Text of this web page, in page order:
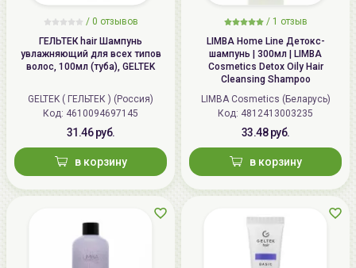
/ 0 отзывов
ГЕЛЬТЕК hair Шампунь
увлажняющий для всех типов
волос, 100мл (туба), GELTEK
GELTEK ( ГЕЛЬТЕК ) (Россия)
Код: 4610094697145
31.46 руб.
в корзину
/ 1 отзыв
LIMBA Home Line Детокс-
шампунь | 300мл | LIMBA
Cosmetics Detox Oily Hair
Cleansing Shampoo
LIMBA Cosmetics (Беларусь)
Код: 4812413003235
33.48 руб.
в корзину